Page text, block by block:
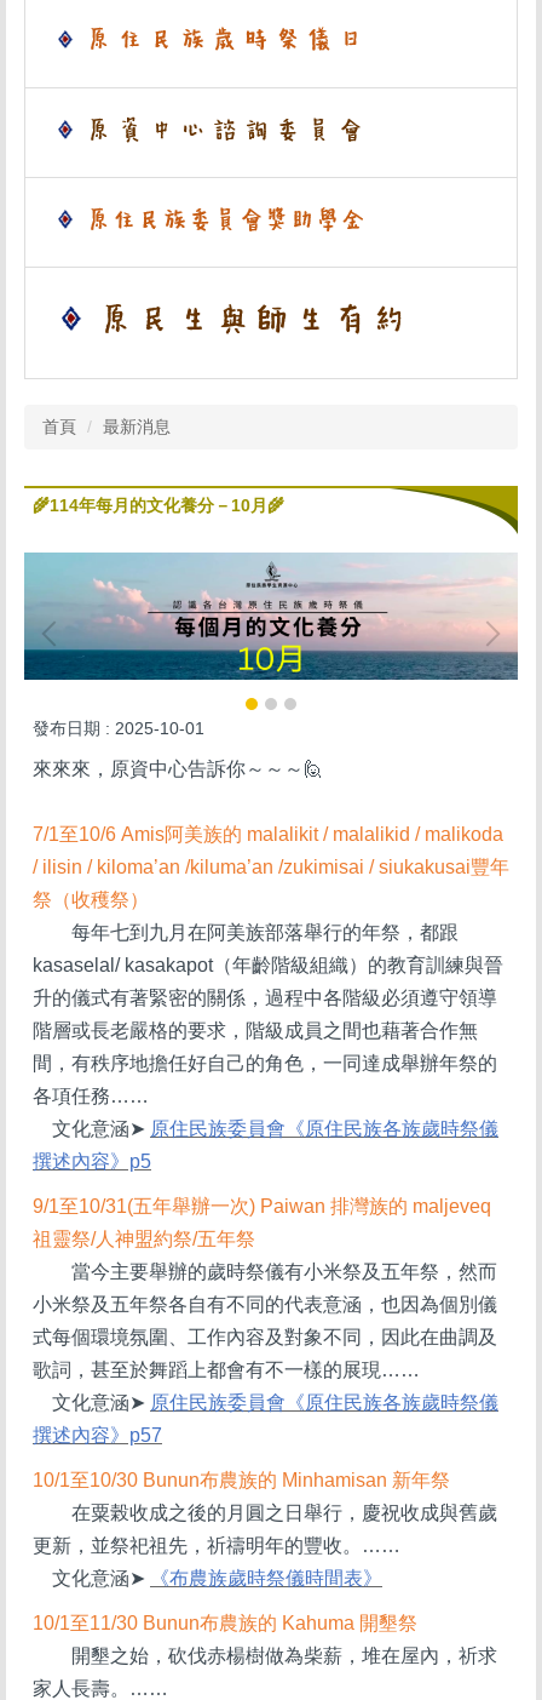
首頁 最新消息
🌾114年每月的文化養分－10月🌾
發布日期 : 2025-10-01
來來來，原資中心告訴你～～～ 🙋
7/1至10/6 Amis阿美族的 malalikit / malalikid / malikoda
/ ilisin / kiloma’an /kiluma’an /zukimisai / siukakusai豐年
祭（收穫祭）
每年七到九月在阿美族部落舉行的年祭，都跟
kasaselal/ kasakapot（年齡階級組織）的教育訓練與晉
升的儀式有著緊密的關係，過程中各階級必須遵守領導
階層或長老嚴格的要求，階級成員之間也藉著合作無
間，有秩序地擔任好自己的角色，一同達成舉辦年祭的
各項任務……
文化意涵➤ 原住民族委員會《原住民族各族歲時祭儀
撰述內容》p5
9/1至10/31(五年舉辦一次) Paiwan 排灣族的 maljeveq
祖靈祭/人神盟約祭/五年祭
當今主要舉辦的歲時祭儀有小米祭及五年祭，然而
小米祭及五年祭各自有不同的代表意涵，也因為個別儀
式每個環境氛圍、工作內容及對象不同，因此在曲調及
歌詞，甚至於舞蹈上都會有不一樣的展現……
文化意涵➤ 原住民族委員會《原住民族各族歲時祭儀
撰述內容》p57
10/1至10/30 Bunun布農族的 Minhamisan 新年祭
在粟榖收成之後的月圓之日舉行，慶祝收成與舊歲
更新，並祭祀祖先，祈禱明年的豐收。……
文化意涵➤ 《布農族歲時祭儀時間表》
10/1至11/30 Bunun布農族的 Kahuma 開墾祭
開墾之始，砍伐赤楊樹做為柴薪，堆在屋內，祈求
家人長壽。……